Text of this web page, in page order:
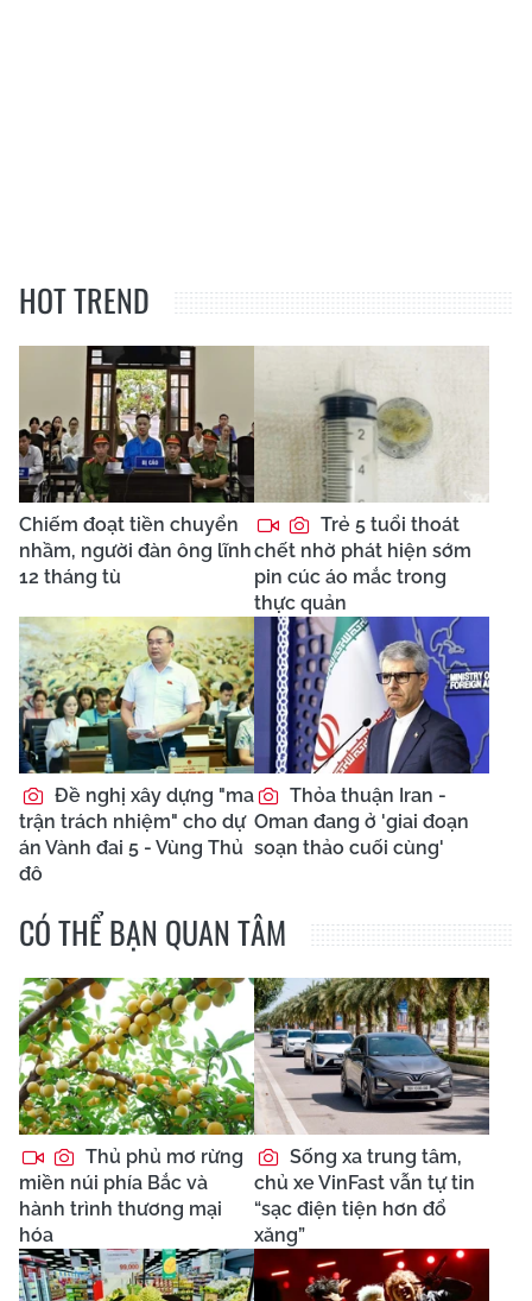
HOT TREND
Chiếm đoạt tiền chuyển
nhầm, người đàn ông lĩnh
12 tháng tù
Trẻ 5 tuổi thoát
chết nhờ phát hiện sớm
pin cúc áo mắc trong
thực quản
Đề nghị xây dựng "ma
trận trách nhiệm" cho dự
án Vành đai 5 - Vùng Thủ
đô
Thỏa thuận Iran -
Oman đang ở 'giai đoạn
soạn thảo cuối cùng'
CÓ THỂ BẠN QUAN TÂM
Thủ phủ mơ rừng
miền núi phía Bắc và
hành trình thương mại
hóa
Sống xa trung tâm,
chủ xe VinFast vẫn tự tin
“sạc điện tiện hơn đổ
xăng”